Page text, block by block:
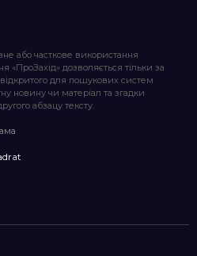
або часткове використання
«ПроЗахід» дозволяється тільки за
для пошукових систем
новину чи матеріал та згадки
абзацу тексту.